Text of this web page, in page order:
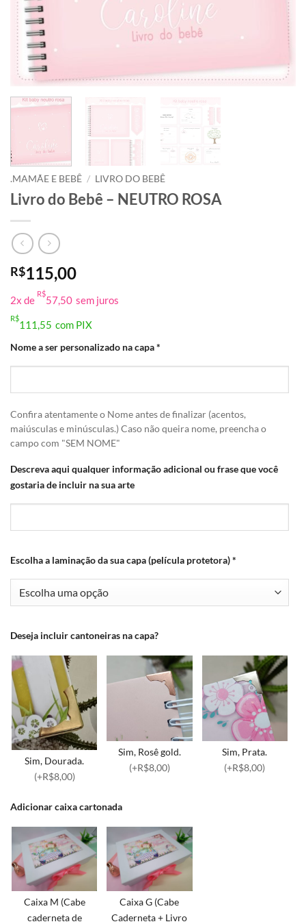
.MAMÃE E BEBÊ / LIVRO DO BEBÊ
Livro do Bebê – NEUTRO ROSA
R$115,00
2x de
R$
57,50 sem juros
R$
111,55 com PIX
Nome a ser personalizado na capa*
Confira atentamente o Nome antes de finalizar (acentos,
maiúsculas e minúsculas.) Caso não queira nome, preencha o
campo com "SEM NOME"
Descreva aqui qualquer informação adicional ou frase que você
gostaria de incluir na sua arte
Escolha a laminação da sua capa (película protetora)*
Deseja incluir cantoneiras na capa?
Sim, Dourada.
(+R$8,00)
Sim, Rosê gold.
(+R$8,00)
Sim, Prata.
(+R$8,00)
Adicionar caixa cartonada
Caixa M (Cabe
caderneta de
Caixa G (Cabe
Caderneta + Livro